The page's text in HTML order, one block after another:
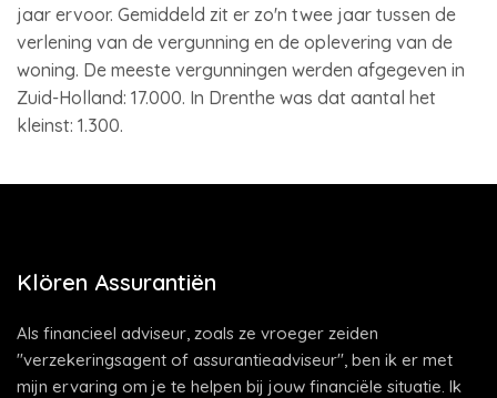
jaar ervoor. Gemiddeld zit er zo'n twee jaar tussen de
verlening van de vergunning en de oplevering van de
woning. De meeste vergunningen werden afgegeven in
Zuid-Holland: 17.000. In Drenthe was dat aantal het
kleinst: 1.300.
Klören Assurantiën
Als financieel adviseur, zoals ze vroeger zeiden
"verzekeringsagent of assurantieadviseur", ben ik er met
mijn ervaring om je te helpen bij jouw financiële situatie. Ik